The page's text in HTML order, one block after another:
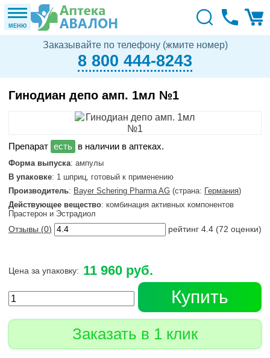
МЕНЮ
Заказывайте по телефону (жмите номер)
8 800 444-8243
Гинодиан депо амп. 1мл №1
в наличии в аптеках.
Форма выпуска: ампулы
В упаковке: 1 шприц, готовый к применению
Производитель: Bayer Schering Pharma AG (страна: Германия)
Действующее вещество: комбинация активных компонентов
Прастерон и Эстрадиол
Отзывы (0) рейтинг 4.4 (72 оценки)
Цена за упаковку: 11 960 руб.
Купить
Заказать в 1 клик